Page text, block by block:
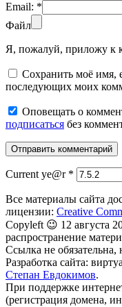
Email: *
Файл
Я, пожалуй, приложу к
Сохранить моё имя,
последующих моих
Оповещать о
подписаться без
Current ye@r *
Все материалы сайта
лицензии: Creative
Copyleft 😉 12 августа
распространение
Ссылка не обязательна,
Разработка сайта:
Степан Евдокимов.
При поддержке
(регистрация домена,